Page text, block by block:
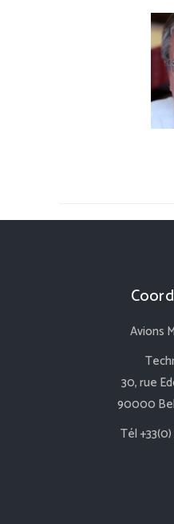
Avions
30, rue
90000
Tél